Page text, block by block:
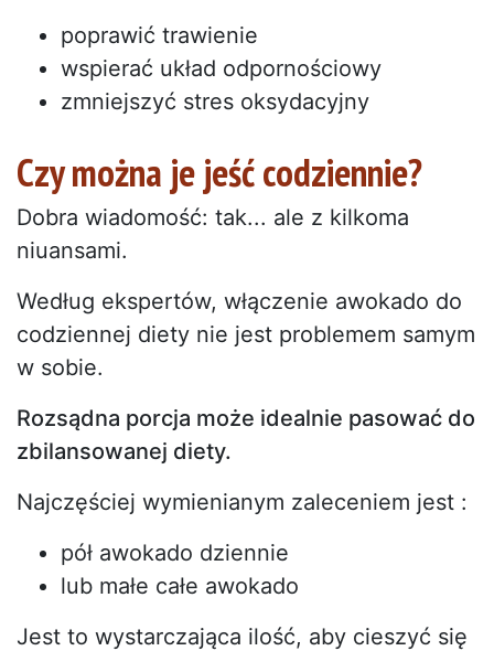
poprawić trawienie
wspierać układ odpornościowy
zmniejszyć stres oksydacyjny
Czy można je jeść codziennie?
Dobra wiadomość: tak... ale z kilkoma
niuansami.
Według ekspertów, włączenie awokado do
codziennej diety nie jest problemem samym
w sobie.
Rozsądna porcja może idealnie pasować do
zbilansowanej diety.
Najczęściej wymienianym zaleceniem jest :
pół awokado dziennie
lub małe całe awokado
Jest to wystarczająca ilość, aby cieszyć się